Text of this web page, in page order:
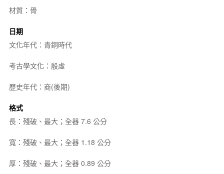
材質：骨
日期
文化年代：青銅時代
考古學文化：殷虛
歷史年代：商(後期)
格式
長：殘破、最大；全器 7.6 公分
寬：殘破、最大；全器 1.18 公分
厚：殘破、最大；全器 0.89 公分